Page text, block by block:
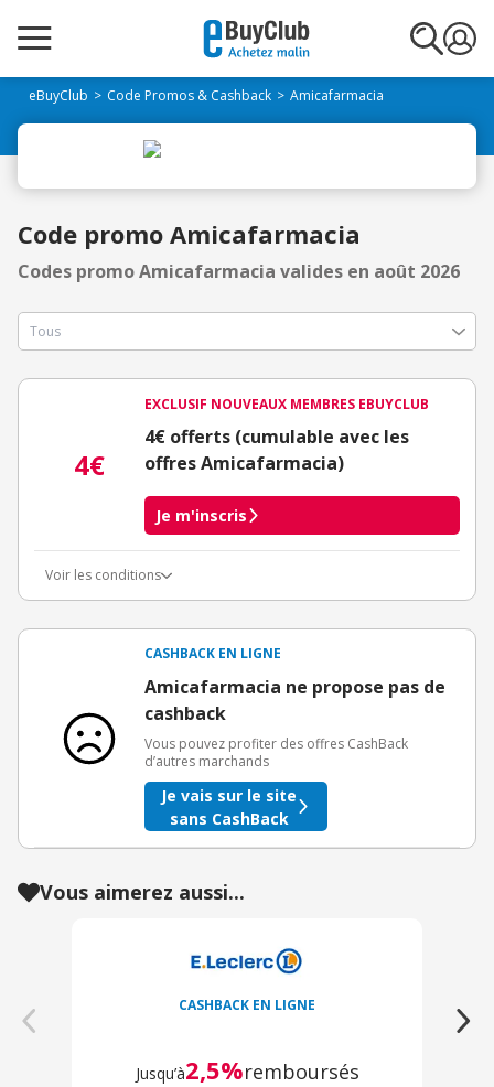
eBuyClub Code Promos & Cashback Amicafarmacia
Code promo Amicafarmacia
Codes promo Amicafarmacia valides en août 2026
4€
EXCLUSIF NOUVEAUX MEMBRES EBUYCLUB
4€ offerts (cumulable avec les
offres Amicafarmacia)
Je m'inscris
Voir les conditions
3€ de bienvenue crédités immédiatement + 1€ supplémentaire
Offre réservée à une toute première inscription chez eBuyClub.
CASHBACK EN LIGNE
Amicafarmacia ne propose pas de
cashback
Vous pouvez profiter des offres CashBack
d’autres marchands
Je vais sur le site
sans CashBack
Vous aimerez aussi...
CASHBACK EN LIGNE
Jusqu’à2,5%remboursés